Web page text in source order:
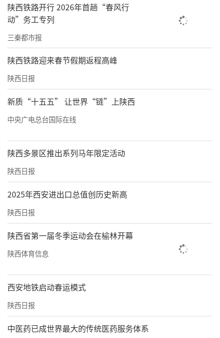
陕西铁路开行 2026年首趟“春风行
动”务工专列
三秦都市报
陕西铁路迎来春节假期返程高峰
陕西日报
新质“十五五” 让世界“链”上陕西
中央广电总台国际在线
陕西多景区推出系列马年限定活动
陕西日报
2025年西安进出口总值创历史新高
陕西日报
陕西省第一届冬季运动会在榆林开幕
陕西体育信息
西安地铁启动春运模式
陕西日报
中医药已成世界最大的传统医药服务体系